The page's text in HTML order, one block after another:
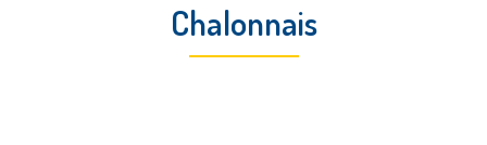
Chalonnais